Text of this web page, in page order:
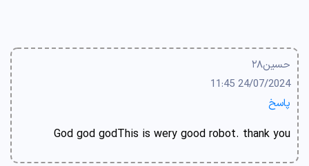
حسین۲۸
24/07/2024 11:45
پاسخ
God god godThis is wery good robot. thank you